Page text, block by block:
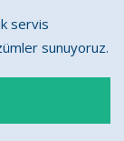
servis
sunuyoruz.